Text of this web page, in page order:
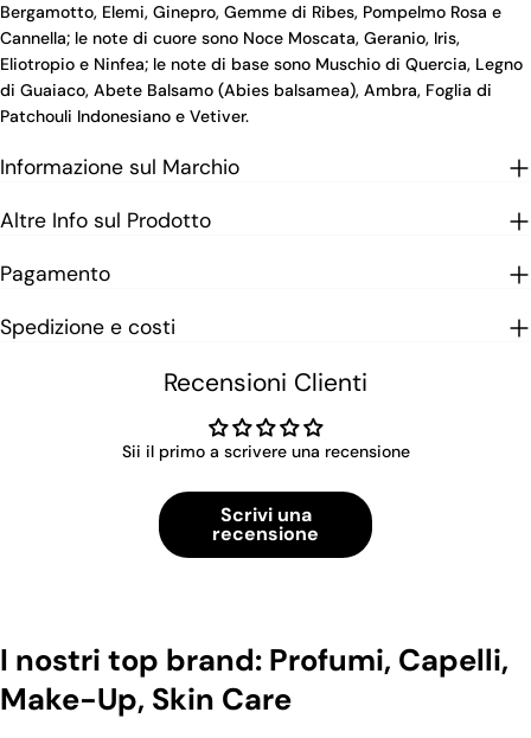
Bergamotto, Elemi, Ginepro, Gemme di Ribes, Pompelmo Rosa e
Cannella; le note di cuore sono Noce Moscata, Geranio, Iris,
Eliotropio e Ninfea; le note di base sono Muschio di Quercia, Legno
di Guaiaco, Abete Balsamo (Abies balsamea), Ambra, Foglia di
Patchouli Indonesiano e Vetiver.
Informazione sul Marchio
Altre Info sul Prodotto
Pagamento
Spedizione e costi
Recensioni Clienti
Sii il primo a scrivere una recensione
Scrivi una
recensione
I nostri top brand: Profumi, Capelli,
Make-Up, Skin Care